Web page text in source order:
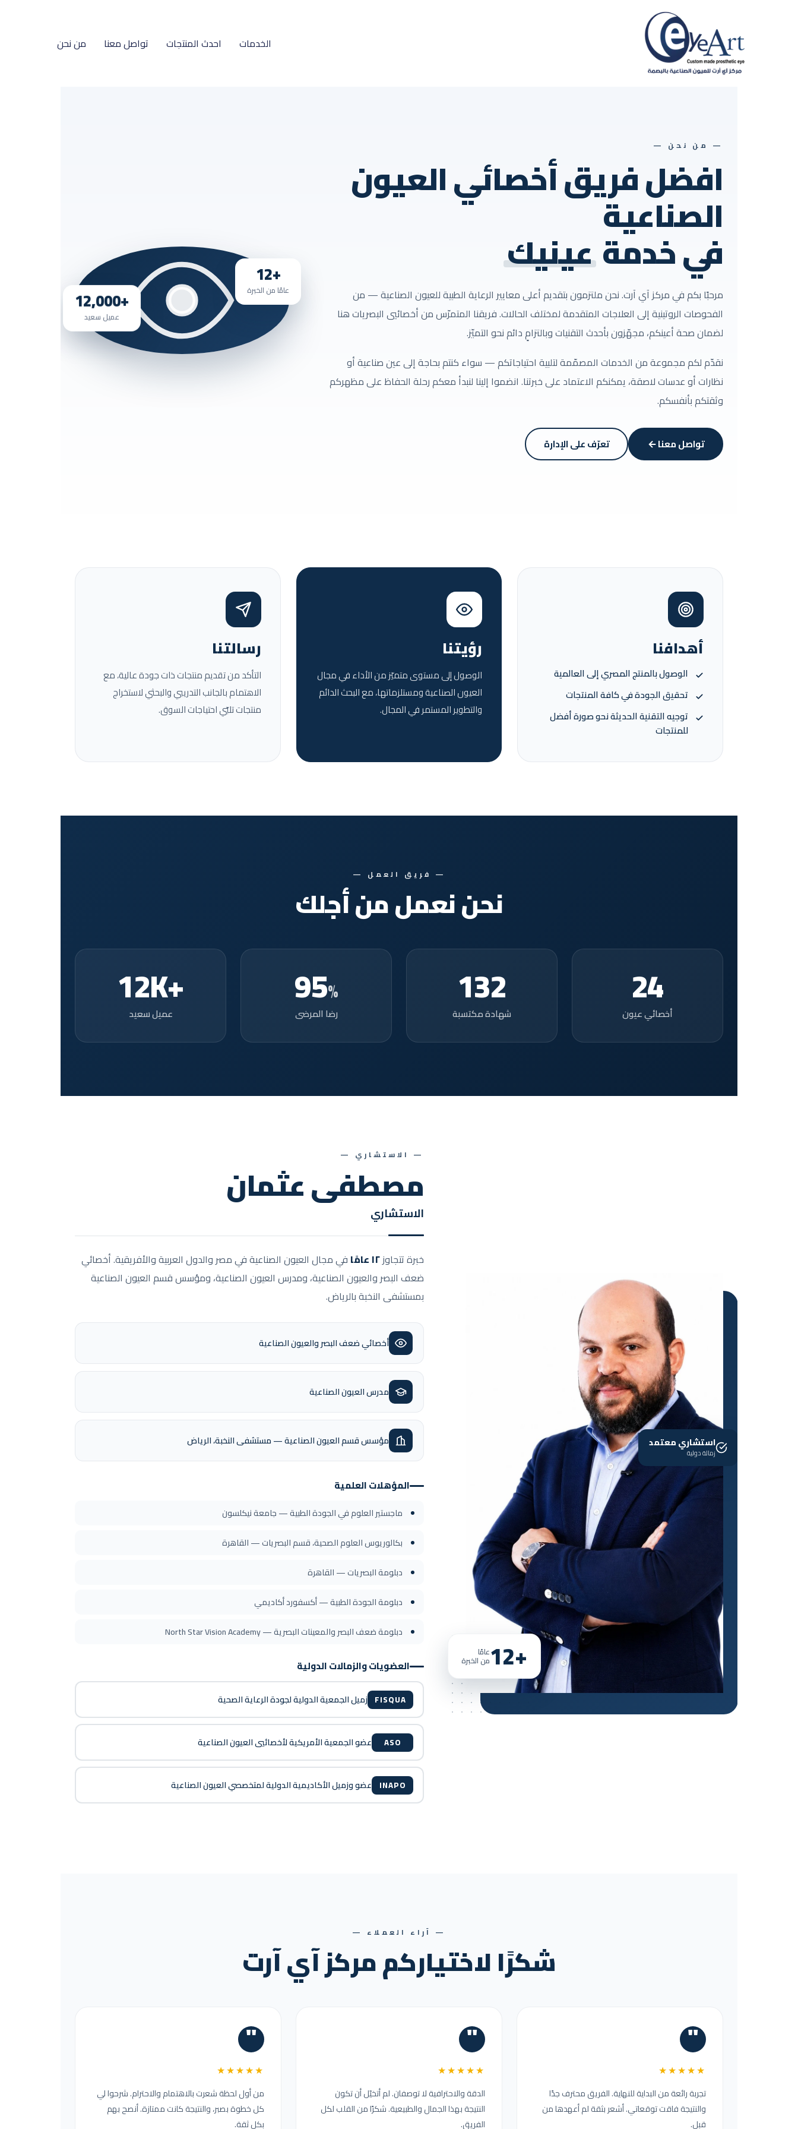
الخدمات احدث المنتجات تواصل معنا من نحن
— من نحن —
افضل فريق أخصائي العيون
الصناعية
في خدمةعينيك
مرحبًا بكم في مركز آي آرت. نحن ملتزمون بتقديم أعلى معايير الرعاية الطبية للعيون الصناعية — من
الفحوصات الروتينية إلى العلاجات المتقدمة لمختلف الحالات. فريقنا المتمرّس من أخصائيي البصريات هنا
لضمان صحة أعينكم، مجهّزون بأحدث التقنيات وبالتزامٍ دائم نحو التميّز.
نقدّم لكم مجموعة من الخدمات المصمّمة لتلبية احتياجاتكم — سواء كنتم بحاجة إلى عين صناعية أو
نظارات أو عدسات لاصقة، يمكنكم الاعتماد على خبرتنا. انضموا إلينا لنبدأ معكم رحلة الحفاظ على مظهركم
وثقتكم بأنفسكم.
تواصل معنا تعرّف على الإدارة
+12
عامًا من الخبرة
+12,000
عميل سعيد
أهدافنا
الوصول بالمنتج المصري إلى العالمية
تحقيق الجودة في كافة المنتجات
توجيه التقنية الحديثة نحو صورة أفضل
للمنتجات
رؤيتنا
الوصول إلى مستوى متميّز من الأداء في مجال
العيون الصناعية ومستلزماتها، مع البحث الدائم
والتطوير المستمر في المجال.
رسالتنا
التأكد من تقديم منتجات ذات جودة عالية، مع
الاهتمام بالجانب التدريبي والبحثي لاستخراج
منتجات تلبّي احتياجات السوق.
— فريق العمل —
نحن نعمل من أجلك
24
أخصائي عيون 132
شهادة مكتسبة 95%
رضا المرضى +12Kعميل سعيد
+12 عامًا
من الخبرة
استشاري معتمد
زمالة دولية
— الاستشاري —
مصطفى عثمان
الاستشاري
خبرة تتجاوز١٢ عامًا
في مجال العيون الصناعية في مصر والدول العربية والأفريقية. أخصائي
ضعف البصر والعيون الصناعية، ومدرس العيون الصناعية، ومؤسس قسم العيون الصناعية
بمستشفى النخبة بالرياض.
أخصائي ضعف البصر والعيون الصناعية
مدرس العيون الصناعية
مؤسس قسم العيون الصناعية — مستشفى النخبة، الرياض
المؤهلات العلمية
ماجستير العلوم في الجودة الطبية — جامعة نيكلسون
بكالوريوس العلوم الصحية، قسم البصريات — القاهرة
دبلومة البصريات — القاهرة
دبلومة الجودة الطبية — أكسفورد أكاديمي
دبلومة ضعف البصر والمعينات البصرية — North Star Vision Academy
العضويات والزمالات الدولية
FISQUA زميل الجمعية الدولية لجودة الرعاية الصحية
ASO عضو الجمعية الأمريكية لأخصائيي العيون الصناعية
INAPO عضو وزميل الأكاديمية الدولية لمتخصصي العيون الصناعية
— آراء العملاء —
شكرًا لاختياركم مركز آي آرت
"
★★★★★
تجربة رائعة من البداية للنهاية. الفريق محترف جدًا
والنتيجة فاقت توقعاتي. أشعر بثقة لم أعهدها من
قبل.
"
★★★★★
الدقة والاحترافية لا توصفان. لم أتخيّل أن تكون
النتيجة بهذا الجمال والطبيعية. شكرًا من القلب لكل
الفريق.
"
★★★★★
من أول لحظة شعرت بالاهتمام والاحترام. شرحوا لي
كل خطوة بصبر، والنتيجة كانت ممتازة. أنصح بهم
بكل ثقة.